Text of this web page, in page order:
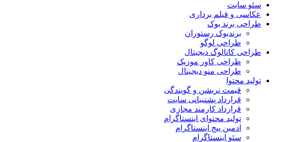
سئو سایت
عکاسی و فیلم برداری
طراحی برند بوک
برندبوک رستوران
طراحی لوگو
طراحی کاتالوگ دیجیتال
طراحی کاور موزیک
طراحی منو دیجیتال
تولید محتوا
قیمت نریشن و گویندگی
قرارداد پشتیبانی سایت
قرارداد کارمند مجازی
تولید محتوای اینستاگرام
ادمین پیج اینستاگرام
سئو اینستاگرام